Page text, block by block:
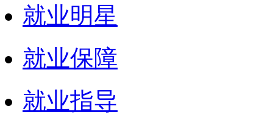
就业明星
就业保障
就业指导